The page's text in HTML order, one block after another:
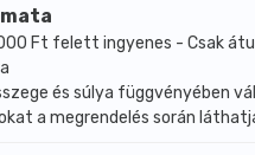
Ft felett ingyenes - Csak
és súlya függvényében
a megrendelés során